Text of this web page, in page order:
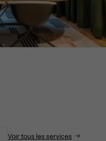
Voir tous les services